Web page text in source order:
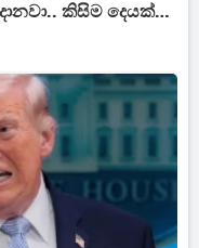
කිසිම දෙයක්